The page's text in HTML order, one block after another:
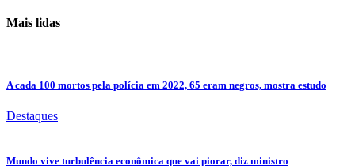
Mais lidas
A cada 100 mortos pela polícia em 2022, 65 eram negros, mostra estudo
Destaques
Mundo vive turbulência econômica que vai piorar, diz ministro